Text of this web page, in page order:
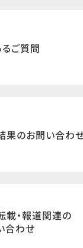
るご質問
果のお問い合わ
載・報道関連の
合わせ